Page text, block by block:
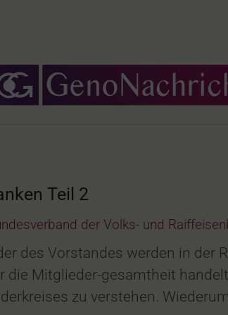
Teil 2
der Volks- und
des Vorstandes werden in der
Mitglieder-gesamtheit
zu verstehen.